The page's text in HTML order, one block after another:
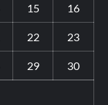
15 16
22 23
29 30